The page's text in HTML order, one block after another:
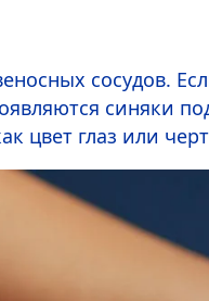
сосудов.
синяки
цвет глаз или